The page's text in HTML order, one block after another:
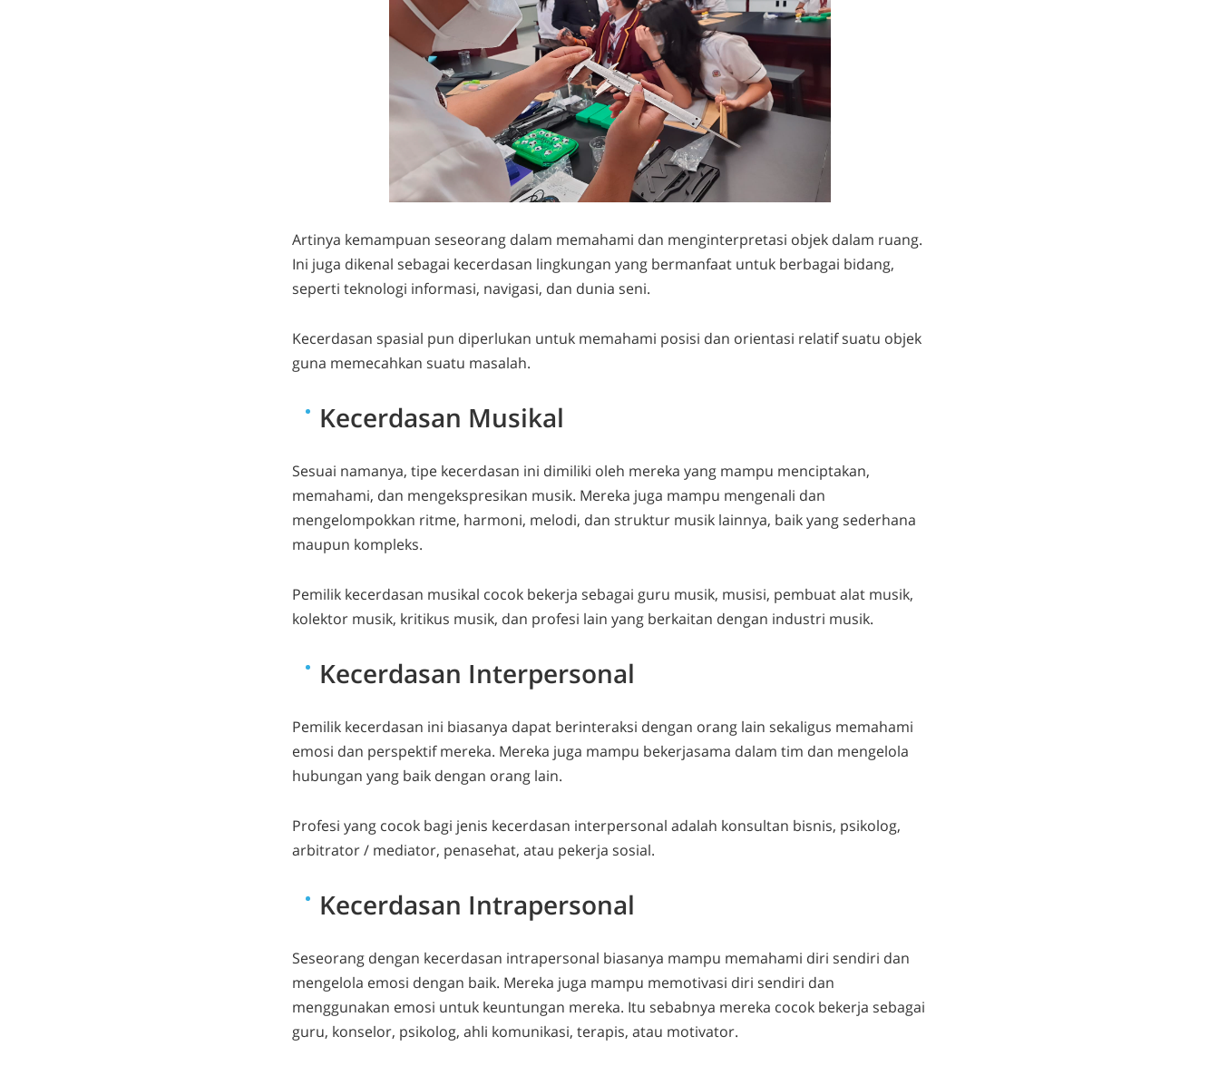
Artinya kemampuan seseorang dalam memahami dan menginterpretasi objek dalam ruang.
Ini juga dikenal sebagai kecerdasan lingkungan yang bermanfaat untuk berbagai bidang,
seperti teknologi informasi, navigasi, dan dunia seni.
Kecerdasan spasial pun diperlukan untuk memahami posisi dan orientasi relatif suatu objek
guna memecahkan suatu masalah.
Kecerdasan Musikal
Sesuai namanya, tipe kecerdasan ini dimiliki oleh mereka yang mampu menciptakan,
memahami, dan mengekspresikan musik. Mereka juga mampu mengenali dan
mengelompokkan ritme, harmoni, melodi, dan struktur musik lainnya, baik yang sederhana
maupun kompleks.
Pemilik kecerdasan musikal cocok bekerja sebagai guru musik, musisi, pembuat alat musik,
kolektor musik, kritikus musik, dan profesi lain yang berkaitan dengan industri musik.
Kecerdasan Interpersonal
Pemilik kecerdasan ini biasanya dapat berinteraksi dengan orang lain sekaligus memahami
emosi dan perspektif mereka. Mereka juga mampu bekerjasama dalam tim dan mengelola
hubungan yang baik dengan orang lain.
Profesi yang cocok bagi jenis kecerdasan interpersonal adalah konsultan bisnis, psikolog,
arbitrator / mediator, penasehat, atau pekerja sosial.
Kecerdasan Intrapersonal
Seseorang dengan kecerdasan intrapersonal biasanya mampu memahami diri sendiri dan
mengelola emosi dengan baik. Mereka juga mampu memotivasi diri sendiri dan
menggunakan emosi untuk keuntungan mereka. Itu sebabnya mereka cocok bekerja sebagai
guru, konselor, psikolog, ahli komunikasi, terapis, atau motivator.